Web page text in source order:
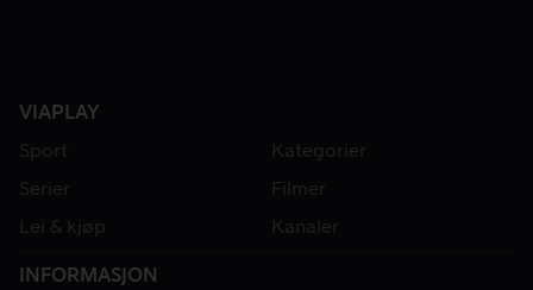
VIAPLAY
Sport
Kategorier
Serier
Filmer
Lei & kjøp
Kanaler
INFORMASJON